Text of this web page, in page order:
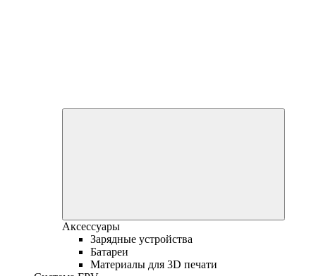
Аксессуары
Зарядные устройства
Батареи
Материалы для 3D печати